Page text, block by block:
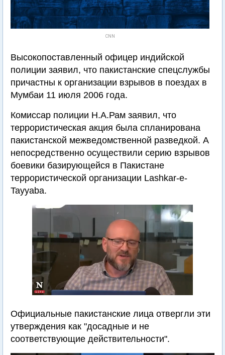
CNN
Высокопоставленный офицер индийской
полиции заявил, что пакистанские спецслужбы
причастны к организации взрывов в поездах в
Мумбаи 11 июля 2006 года.
Комиссар полиции Н.А.Рам заявил, что
террористическая акция была спланирована
пакистанской межведомственной разведкой. А
непосредственно осуществили серию взрывов
боевики базирующейся в Пакистане
террористической организации Lashkar-e-
Tayyaba.
Официальные пакистанские лица отвергли эти
утверждения как "досадные и не
соответствующие действительности".